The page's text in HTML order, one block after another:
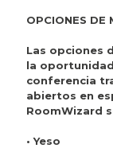
OPCIONES DE
Las opciones
la
conferencia
abiertos en
RoomWizard
• Yeso